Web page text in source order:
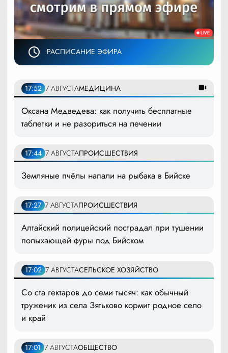
РАСПИСАНИЕ ЭФИРА
17:52 7 АВГУСТАМЕДИЦИНА
Оксана Медведева: как получить бесплатные
таблетки и не разориться на лечении
17:44 7 АВГУСТАПРОИСШЕСТВИЯ
Земляные пчёлы напали на рыбака в Бийске
17:27 7 АВГУСТАПРОИСШЕСТВИЯ
Алтайский полицейский пострадал при тушении
полыхающей фуры под Бийском
17:02 7 АВГУСТАСЕЛЬСКОЕ ХОЗЯЙСТВО
Со ста гектаров до семи тысяч: как обычный
труженик из села Зятьково кормит родное село
и край
17:01 7 АВГУСТАОБЩЕСТВО